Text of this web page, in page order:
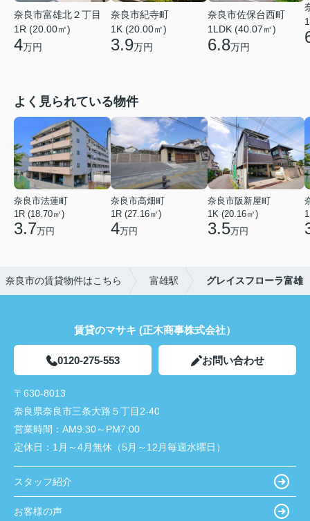
奈良市富雄北２丁目
1R (20.00㎡)
4万円
奈良市紀寺町
1K (20.00㎡)
3.9万円
奈良市佐保台西町
1LDK (40.07㎡)
6.8万円
よく見られている物件
奈良市法蓮町
1R (18.70㎡)
3.7万円
奈良市高畑町
1R (27.16㎡)
4万円
奈良市阪新屋町
1K (20.16㎡)
3.5万円
奈良市の賃貸物件はこちら 富雄駅 グレイスフローラ富雄
賃貸のマサキ (正木商事株式会社）
0120-275-553 お問い合わせ
〒630-8013
奈良県奈良市三条大路５丁目2-40
営業時間： AM9:30～PM7:00
定休日： 1月～4月無休（5月～12月毎週水曜日）
スタッフ紹介
お客様の声